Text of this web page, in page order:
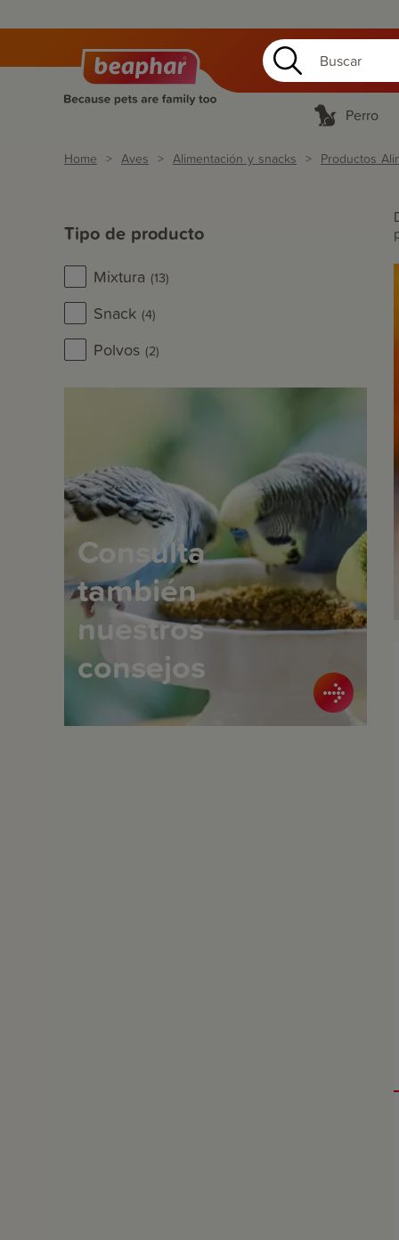
Perro
Home Aves Alimentación y snacks Productos
Tipo de producto
Mixtura (13)
Snack (4)
Polvos (2)
Consulta
también
nuestros
consejos